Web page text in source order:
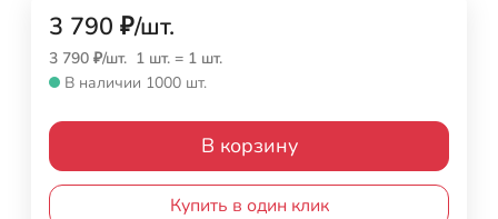
3 790 ₽/шт.
3 790 ₽/шт. 1 шт. = 1 шт.
В наличии 1000 шт.
В корзину
Купить в один клик